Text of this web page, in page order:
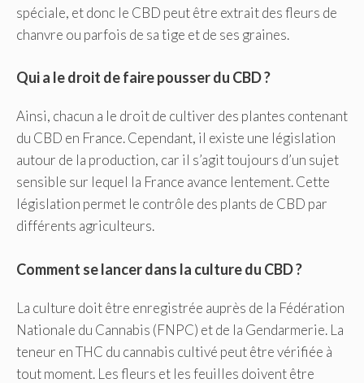
spéciale, et donc le CBD peut être extrait des fleurs de
chanvre ou parfois de sa tige et de ses graines.
Qui a le droit de faire pousser du CBD ?
Ainsi, chacun a le droit de cultiver des plantes contenant
du CBD en France. Cependant, il existe une législation
autour de la production, car il s’agit toujours d’un sujet
sensible sur lequel la France avance lentement. Cette
législation permet le contrôle des plants de CBD par
différents agriculteurs.
Comment se lancer dans la culture du CBD ?
La culture doit être enregistrée auprès de la Fédération
Nationale du Cannabis (FNPC) et de la Gendarmerie. La
teneur en THC du cannabis cultivé peut être vérifiée à
tout moment. Les fleurs et les feuilles doivent être